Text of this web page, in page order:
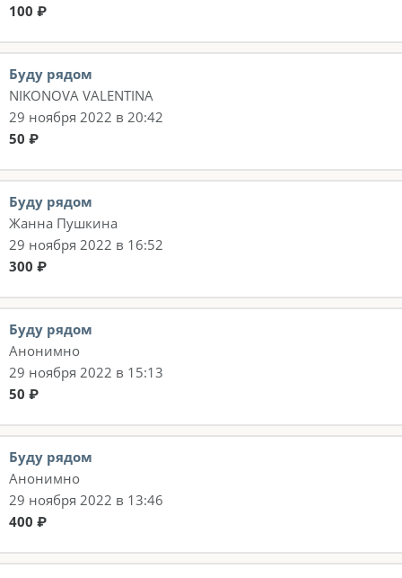
100 ₽
Буду рядом
NIKONOVA VALENTINA
29 ноября 2022 в 20:42
50 ₽
Буду рядом
Жанна Пушкина
29 ноября 2022 в 16:52
300 ₽
Буду рядом
Анонимно
29 ноября 2022 в 15:13
50 ₽
Буду рядом
Анонимно
29 ноября 2022 в 13:46
400 ₽